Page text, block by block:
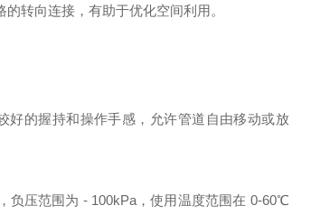
转向连接，有助于优化空间利用。
好的握持和操作手感，允许管道自由移动或放
负压范围为 - 100kPa，使用温度范围在 0-60℃